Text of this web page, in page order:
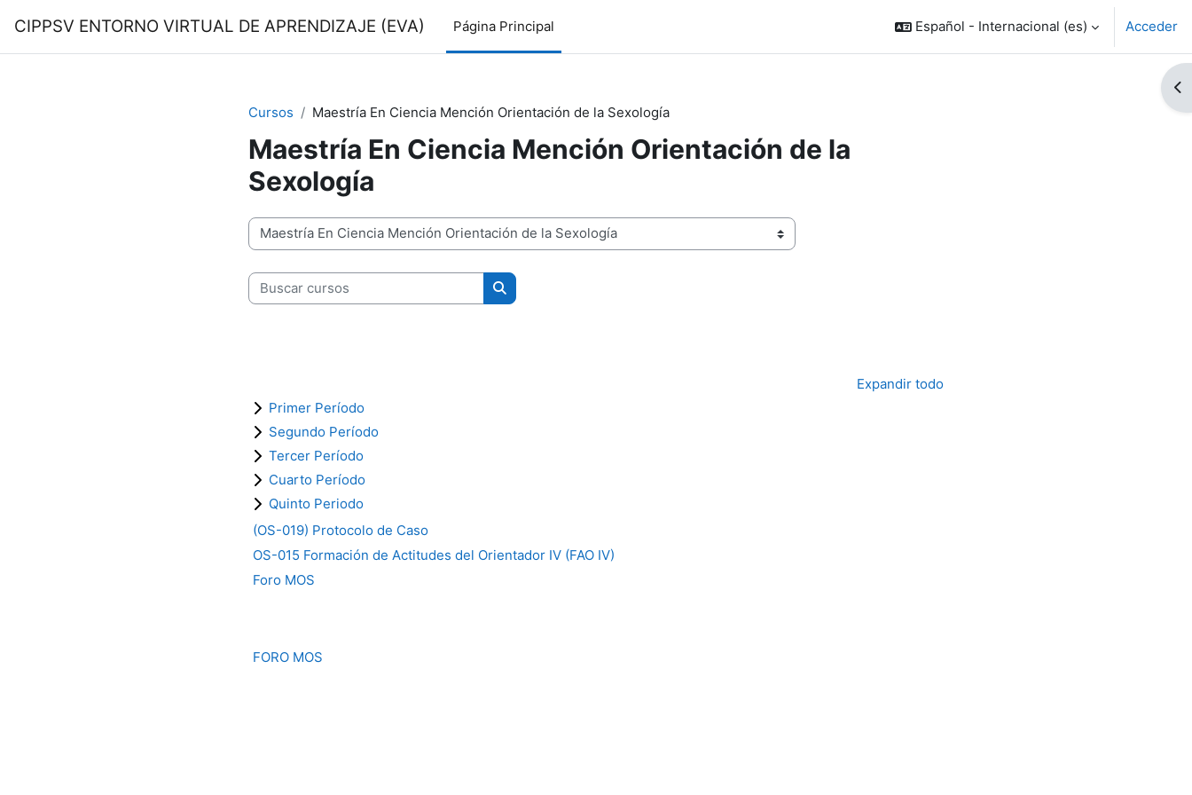
CIPPSV ENTORNO VIRTUAL DE APRENDIZAJE (EVA) Página Principal Español - Internacional ‎(es)‎ Acceder
Cursos
Maestría En Ciencia Mención Orientación de la Sexología
Maestría En Ciencia Mención Orientación de la
Sexología
Categorías
Buscar cursos
Buscar cursos
Expandir todo
Primer Período
Segundo Período
Tercer Período
Cuarto Período
Quinto Periodo
(OS-019) Protocolo de Caso
OS-015 Formación de Actitudes del Orientador IV (FAO IV)
Foro MOS
FORO MOS